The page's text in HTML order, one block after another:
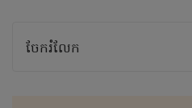
ចែករំលែក